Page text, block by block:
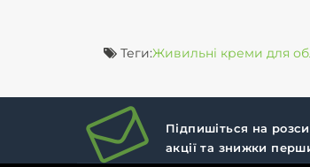
Теги:Живильні креми для
Підпишіться на
акції та знижки